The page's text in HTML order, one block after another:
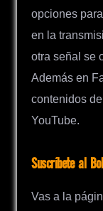
opciones
en la
otra señal se
Además en
contenidos
YouTube.
Suscríbete al
Vas a la